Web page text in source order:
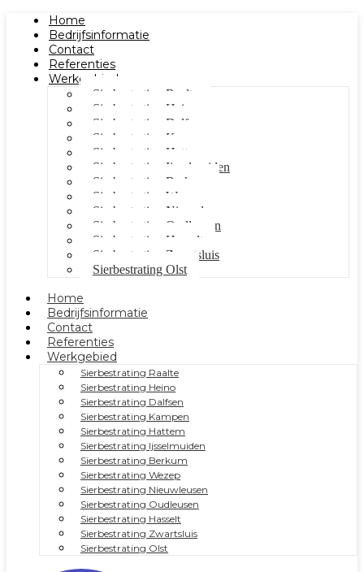
Home
Bedrijfsinformatie
Contact
Referenties
Werkgebied
Sierbestrating Raalte
Sierbestrating Heino
Sierbestrating Dalfsen
Sierbestrating Kampen
Sierbestrating Hattem
Sierbestrating Ijsselmuiden
Sierbestrating Berkum
Sierbestrating Wezep
Sierbestrating Nieuwleusen
Sierbestrating Oudleusen
Sierbestrating Hasselt
Sierbestrating Zwartsluis
Sierbestrating Olst
Home
Bedrijfsinformatie
Contact
Referenties
Werkgebied
Sierbestrating Raalte
Sierbestrating Heino
Sierbestrating Dalfsen
Sierbestrating Kampen
Sierbestrating Hattem
Sierbestrating Ijsselmuiden
Sierbestrating Berkum
Sierbestrating Wezep
Sierbestrating Nieuwleusen
Sierbestrating Oudleusen
Sierbestrating Hasselt
Sierbestrating Zwartsluis
Sierbestrating Olst